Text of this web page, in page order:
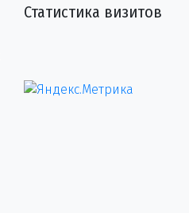
Статистика визитов